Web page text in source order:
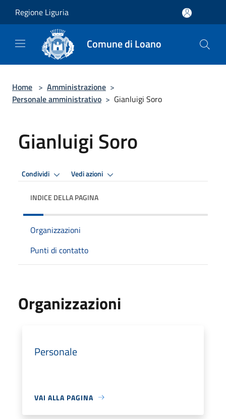
Regione Liguria
Comune di Loano
Home > Amministrazione >
Personale amministrativo > Gianluigi Soro
Gianluigi Soro
Condividi Vedi azioni
INDICE DELLA PAGINA
Organizzazioni
Punti di contatto
Organizzazioni
Personale
VAI ALLA PAGINA